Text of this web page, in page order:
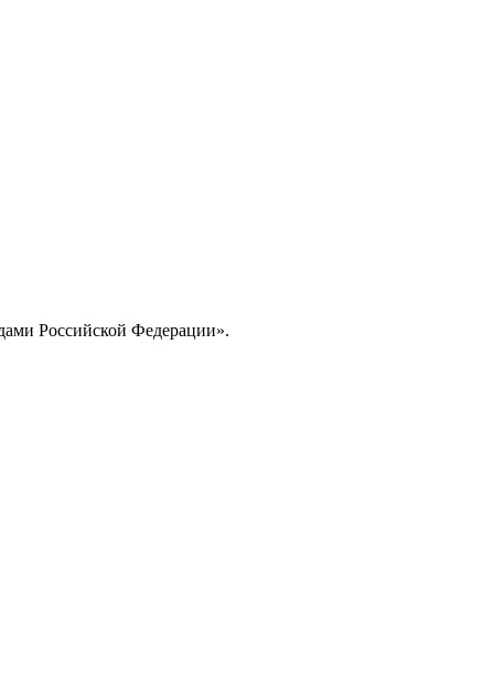
Российской Федерации».